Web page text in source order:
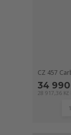
CZ 457
34
28 917,36 Kč